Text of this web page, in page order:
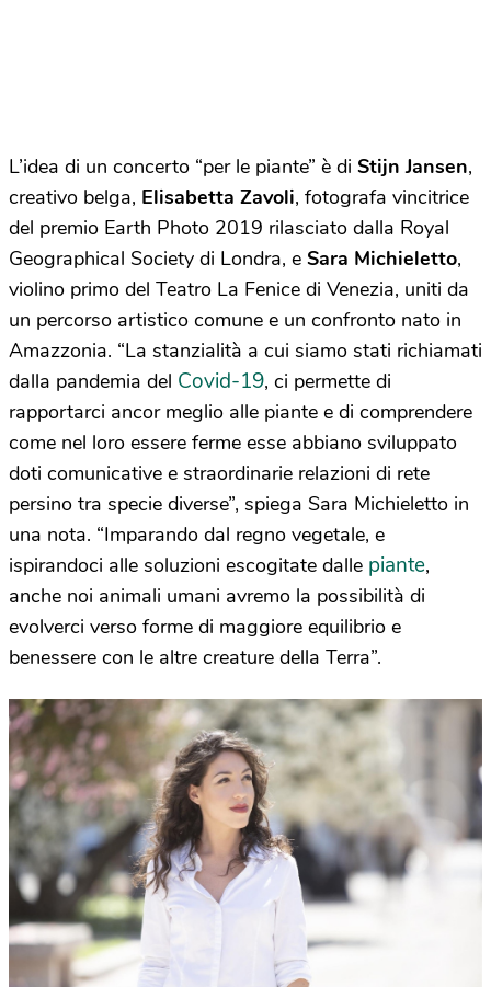
L’idea di un concerto “per le piante” è di Stijn Jansen,
creativo belga, Elisabetta Zavoli, fotografa vincitrice
del premio Earth Photo 2019 rilasciato dalla Royal
Geographical Society di Londra, e Sara Michieletto,
violino primo del Teatro La Fenice di Venezia, uniti da
un percorso artistico comune e un confronto nato in
Amazzonia. “La stanzialità a cui siamo stati richiamati
dalla pandemia del Covid-19, ci permette di
rapportarci ancor meglio alle piante e di comprendere
come nel loro essere ferme esse abbiano sviluppato
doti comunicative e straordinarie relazioni di rete
persino tra specie diverse”, spiega Sara Michieletto in
una nota. “Imparando dal regno vegetale, e
ispirandoci alle soluzioni escogitate dalle piante,
anche noi animali umani avremo la possibilità di
evolverci verso forme di maggiore equilibrio e
benessere con le altre creature della Terra”.